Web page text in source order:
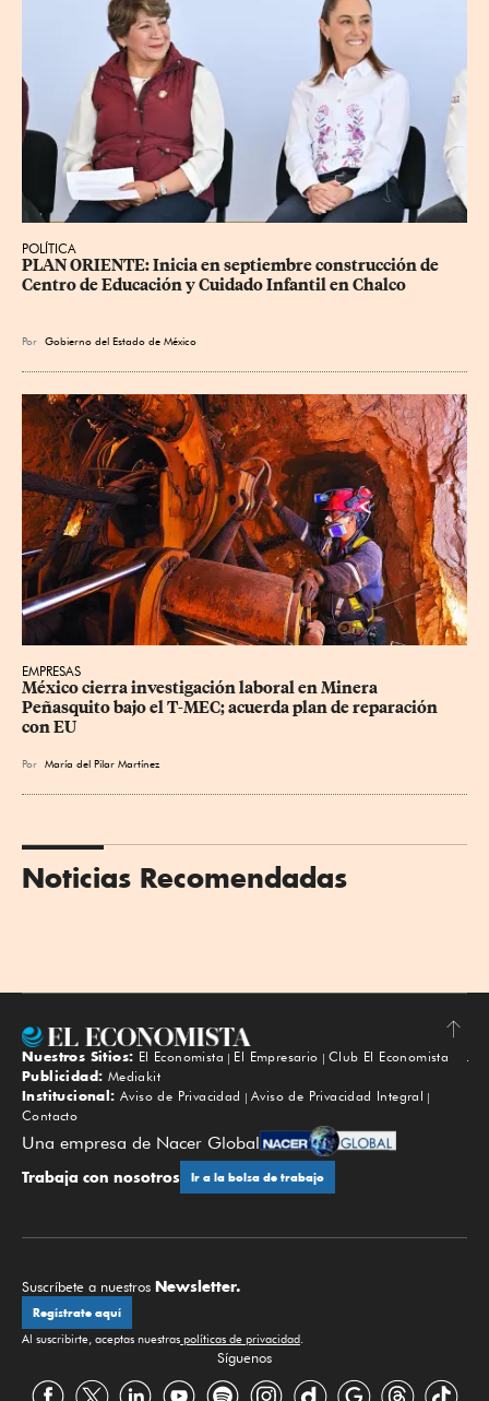
POLÍTICA
PLAN ORIENTE: Inicia en septiembre construcción de
Centro de Educación y Cuidado Infantil en Chalco
Por Gobierno del Estado de México
EMPRESAS
México cierra investigación laboral en Minera
Peñasquito bajo el T-MEC; acuerda plan de reparación
con EU
Por María del Pilar Martínez
Noticias Recomendadas
Subir
Nuestros Sitios: El Economista El Empresario
Club El Economista
Publicidad: Mediakit
Institucional: Aviso de Privacidad
Aviso de Privacidad Integral
Contacto
Una empresa de Nacer Global
Trabaja con nosotros Ir a la bolsa de trabajo
Suscríbete a nuestros Newsletter.
Regístrate aquí
Al suscribirte, aceptas nuestras políticas de privacidad
Síguenos